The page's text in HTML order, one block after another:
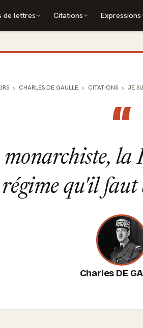
de lettres Citations Expressions
CHARLES DE GAULLE CITATIONS JE
“
monarchiste, la
régime qu'il faut
Charles DE